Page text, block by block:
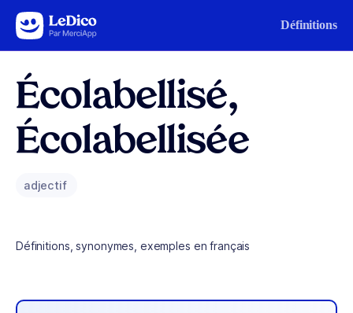
Aller au contenu Définitions
Écolabellisé,
Écolabellisée
adjectif
Définitions, synonymes, exemples en français